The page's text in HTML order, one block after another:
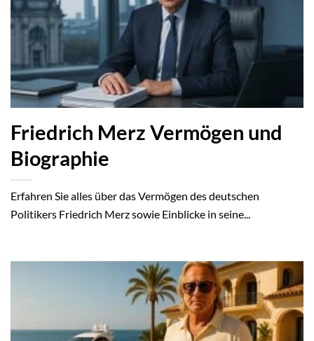
Friedrich Merz Vermögen und
Biographie
Erfahren Sie alles über das Vermögen des deutschen
Politikers Friedrich Merz sowie Einblicke in seine...